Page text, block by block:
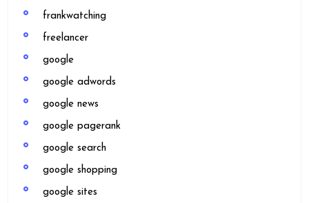
frankwatching
freelancer
google
google adwords
google news
google pagerank
google search
google shopping
google sites